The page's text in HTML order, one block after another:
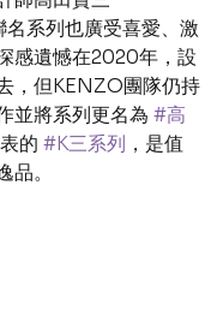
名系列也廣受喜愛、激
感遺憾在2020年，設
，但KENZO團隊仍持
並將系列更名為 #高
的 #K三系列 ，是值
。